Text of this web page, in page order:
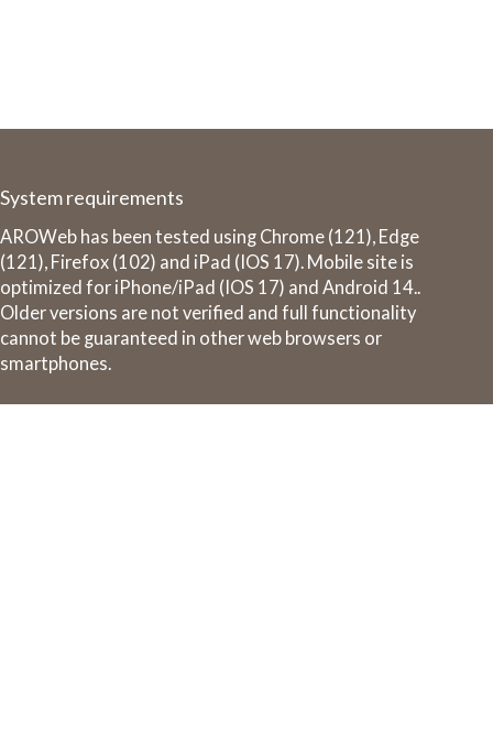
System requirements
AROWeb has been tested using Chrome (121), Edge
(121), Firefox (102) and iPad (IOS 17). Mobile site is
optimized for iPhone/iPad (IOS 17) and Android 14..
Older versions are not verified and full functionality
cannot be guaranteed in other web browsers or
smartphones.